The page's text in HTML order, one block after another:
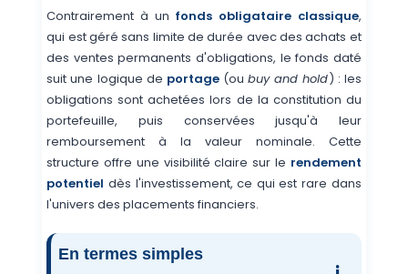
Contrairement à un fonds obligataire classique,
qui est géré sans limite de durée avec des achats et
des ventes permanents d'obligations, le fonds daté
suit une logique de portage(oubuy and hold) : les
obligations sont achetées lors de la constitution du
portefeuille, puis conservées jusqu'à leur
remboursement à la valeur nominale. Cette
structure offre une visibilité claire sur le rendement
potentiel dès l'investissement, ce qui est rare dans
l'univers des placements financiers.
En termes simples